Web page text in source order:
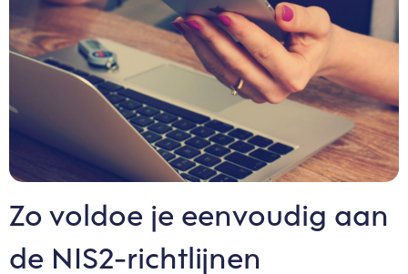
Zo voldoe je eenvoudig aan
de NIS2-richtlijnen